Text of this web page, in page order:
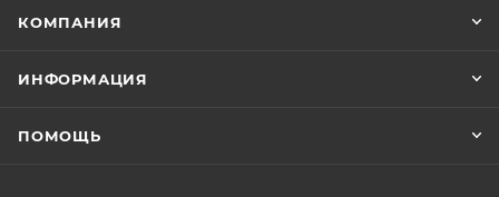
КОМПАНИЯ
ИНФОРМАЦИЯ
ПОМОЩЬ